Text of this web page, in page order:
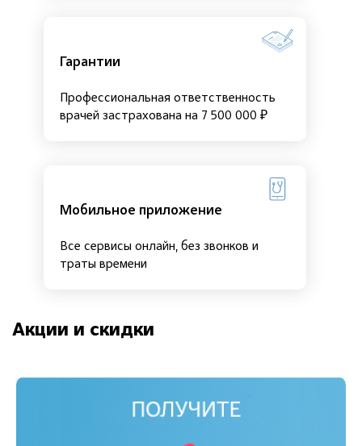
Гарантии
Профессиональная ответственность
врачей застрахована на 7 500 000 ₽
Мобильное приложение
Все сервисы онлайн, без звонков и
траты времени
Акции и скидки